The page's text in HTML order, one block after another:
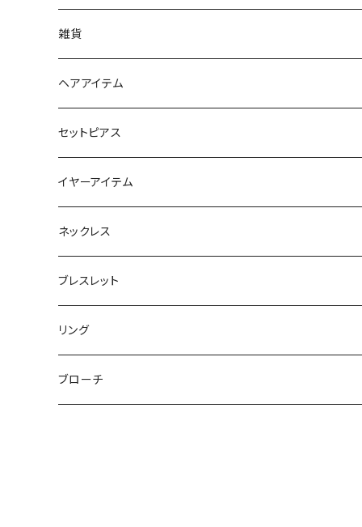
iPhoneケース
スマホリング＆グリップ
マルチショルダー
雑貨
ポーチ
マチ付きポーチ
フラットポーチ
スマートキーポーチ
チャーム / カラビナ
ウォレット / 財布
トートバッグ
パスケース
ミラー
ヘアアイテム
静電気軽減ヘアブレスレット
ポニーフック
テールクラッチ
シュシュット
キープスタイラー
ヘアピン
セットピアス
イヤーアイテム
ステンレスピアス
ピアス
イヤリング
セットピアス
ネックレス
ブレスレット
リング
ブローチ